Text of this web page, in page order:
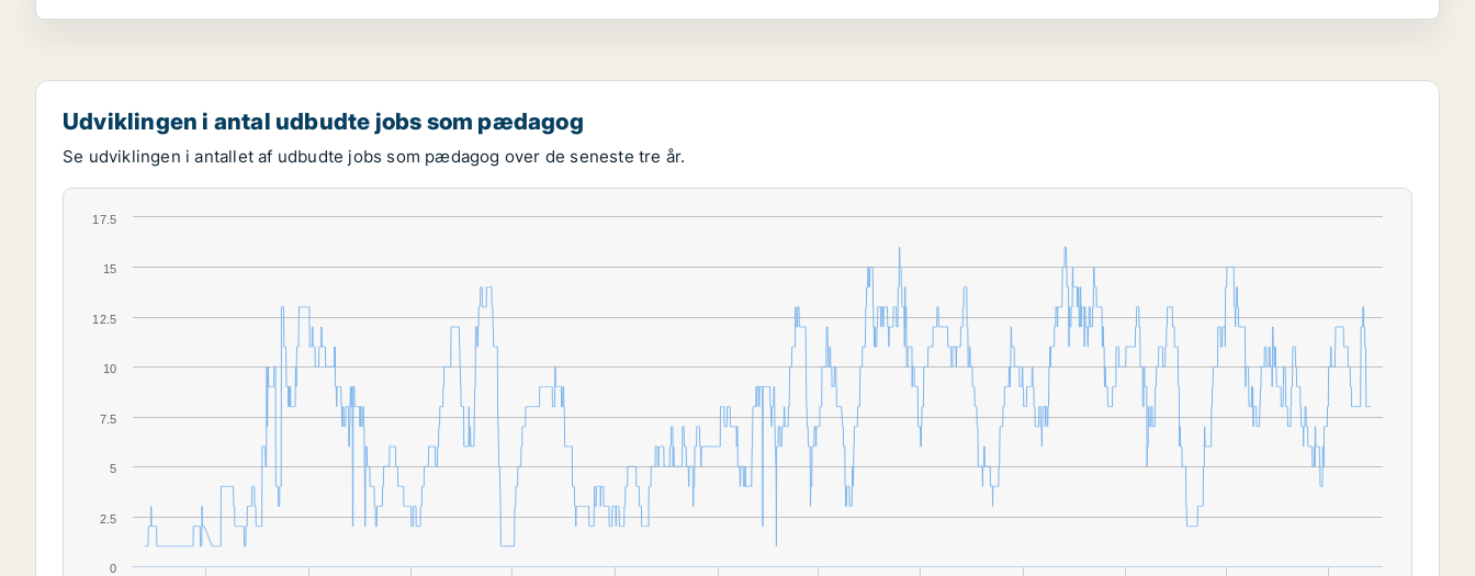
Udviklingen i antal udbudte jobs som pædagog
Se udviklingen i antallet af udbudte jobs som pædagog over de seneste tre år.
0
2.5
5
7.5
10
12.5
15
17.5